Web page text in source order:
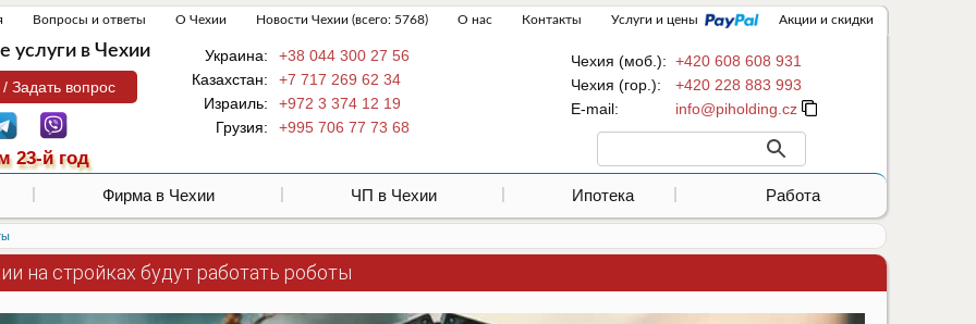
Вопросы и ответы О Чехии Новости Чехии (всего: 5768) О нас Контакты Услуги и цены Акции и скидки
Задать вопрос
23-й год
услуги в Чехии Чехия (моб.): +420 608 608 931
Чехия (гор.):
+420 228 883 993
Е-mail:
Украина:
+38 044 300 27 56
Казахстан:
+7 717 269 62 34
Израиль:
+972 3 374 12 19
Грузия:
+995 706 77 73 68
Фирма в Чехии ЧП в Чехии Ипотека Работа
на стройках будут работать роботы